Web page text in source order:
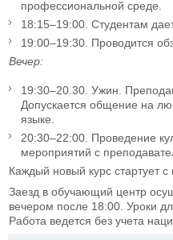
профессиональной среде.
18:15–19:00. Студентам
19:00–19:30. Проводится
Вечер:
19:30–20.30. Ужин.
Допускается общение на
языке.
20:30–22:00. Проведение
мероприятий с
Каждый новый курс стартует с
Заезд в обучающий центр
вечером после 18:00. Уроки
Работа ведется без учета